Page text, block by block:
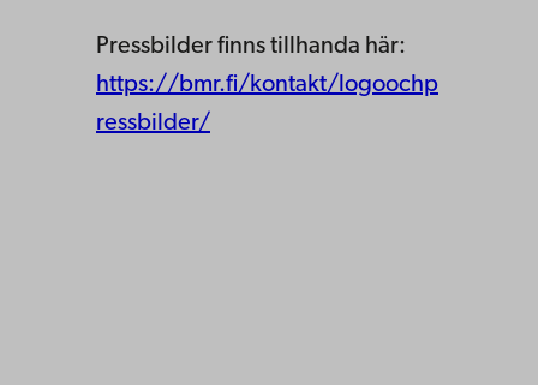
Pressbilder finns tillhanda här:
https://bmr.fi/kontakt/logoochp
ressbilder/